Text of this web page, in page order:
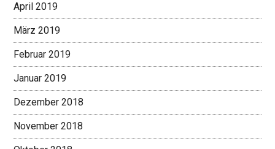
April 2019
März 2019
Februar 2019
Januar 2019
Dezember 2018
November 2018